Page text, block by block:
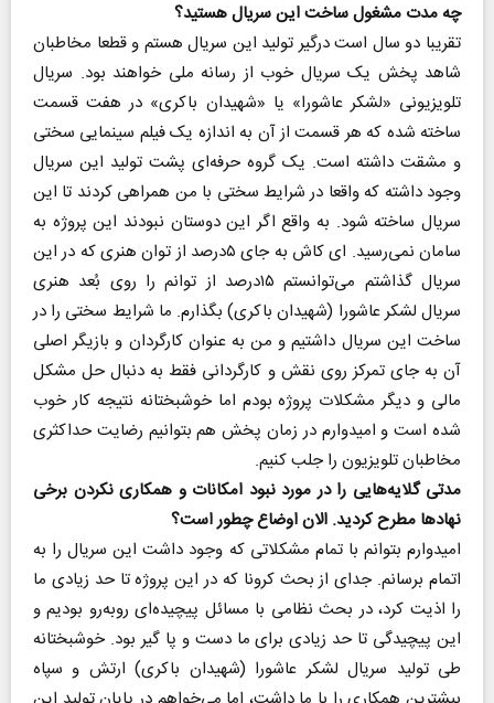
چه مدت مشغول ساخت این سریال هستید؟
تقریبا دو سال است درگیر تولید این سریال هستم و قطعا مخاطبان
شاهد پخش یک سریال خوب از رسانه ملی خواهند بود. سریال
تلویزیونی «لشکر عاشورا» یا «شهیدان باکری» در هفت قسمت
ساخته شده که هر قسمت از آن به اندازه یک فیلم سینمایی سختی
و مشقت داشته است. یک گروه حرفه‌ای پشت تولید این سریال
وجود داشته که واقعا در شرایط سختی با من همراهی کردند تا این
سریال ساخته شود. به واقع اگر این دوستان نبودند این پروژه به
سامان نمی‌رسید. ای کاش به جای ۵درصد از توان هنری که در این
سریال گذاشتم می‌توانستم ۱۵درصد از توانم را روی بُعد هنری
سریال لشکر عاشورا (شهیدان باکری) بگذارم. ما شرایط سختی را در
ساخت این سریال داشتیم و من به عنوان کارگردان و بازیگر اصلی
آن به جای تمرکز روی نقش و کارگردانی فقط به دنبال حل مشکل
مالی و دیگر مشکلات پروژه بودم اما خوشبختانه نتیجه کار خوب
شده است و امیدوارم در زمان پخش هم بتوانیم رضایت حداکثری
مخاطبان تلویزیون را جلب کنیم.
مدتی گلایه‌هایی را در مورد نبود امکانات و همکاری نکردن برخی
نهادها مطرح کردید. الان اوضاع چطور است؟
امیدوارم بتوانم با تمام مشکلاتی که وجود داشت این سریال را به
اتمام برسانم. جدای از بحث کرونا که در این پروژه تا حد زیادی ما
را اذیت کرد، در بحث نظامی با مسائل پیچیده‌ای روبه‌رو بودیم و
این پیچیدگی تا حد زیادی برای ما دست و پا گیر بود. خوشبختانه
طی تولید سریال لشکر عاشورا (شهیدان باکری) ارتش و سپاه